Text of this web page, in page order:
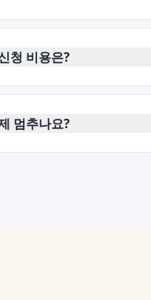
청 비용은?
멈추나요?